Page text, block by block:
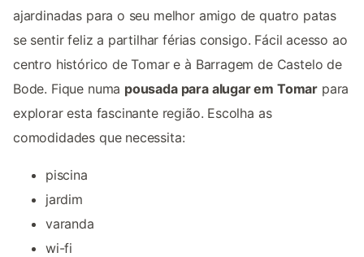
ajardinadas para o seu melhor amigo de quatro patas
se sentir feliz a partilhar férias consigo. Fácil acesso ao
centro histórico de Tomar e à Barragem de Castelo de
Bode. Fique numa pousada para alugar em Tomar para
explorar esta fascinante região. Escolha as
comodidades que necessita:
piscina
jardim
varanda
wi-fi